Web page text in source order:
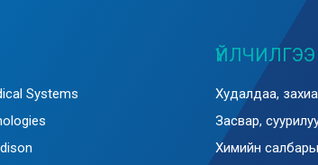
Systems
ҮЙЛЧИЛГЭЭ
Худалдаа,
Засвар,
Химийн